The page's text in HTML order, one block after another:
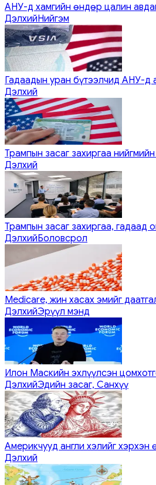
АНУ-д хамгийн өндөр цалин
ДэлхийНийгэм
Гадаадын уран бүтээлчид АНУ-д
Дэлхий
Трампын засаг захиргаа
Дэлхий
Трампын засаг захиргаа, гадаад
ДэлхийБоловсрол
Medicare, жин хасах эмийг
ДэлхийЭрүүл мэнд
Илон Маскийн эхлүүлсэн
ДэлхийЭдийн засаг, Санхүү
Америкчууд англи хэлийг хэрхэн
Дэлхий